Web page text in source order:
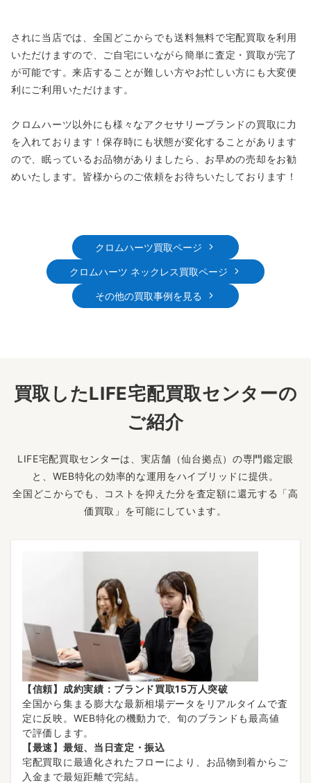
されに当店では、全国どこからでも送料無料で宅配買取を利用
いただけますので、ご自宅にいながら簡単に査定・買取が完了
が可能です。来店することが難しい方やお忙しい方にも大変便
利にご利用いただけます。
クロムハーツ以外にも様々なアクセサリーブランドの買取に力
を入れております！保存時にも状態が変化することがあります
ので、眠っているお品物がありましたら、お早めの売却をお勧
めいたします。皆様からのご依頼をお待ちいたしております！
クロムハーツ買取ページ
クロムハーツ ネックレス買取ページ
その他の買取事例を見る
買取したLIFE宅配買取センターの
ご紹介
LIFE宅配買取センターは、実店舗（仙台拠点）の専門鑑定眼
と、WEB特化の効率的な運用をハイブリッドに提供。
全国どこからでも、コストを抑えた分を査定額に還元する「高
価買取」を可能にしています。
【信頼】成約実績：ブランド買取15万人突破
全国から集まる膨大な最新相場データをリアルタイムで査
定に反映。WEB特化の機動力で、旬のブランドも最高値
で評価します。
【最速】最短、当日査定・振込
宅配買取に最適化されたフローにより、お品物到着からご
入金まで最短距離で完結。